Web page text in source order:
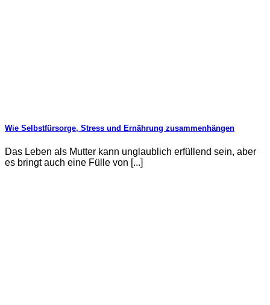
Wie Selbstfürsorge, Stress und Ernährung zusammenhängen
Das Leben als Mutter kann unglaublich erfüllend sein, aber
es bringt auch eine Fülle von [...]